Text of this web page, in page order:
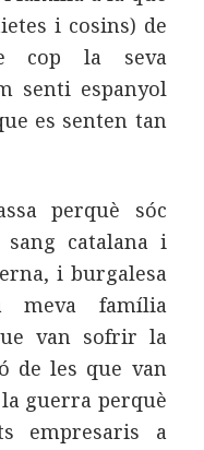
i cosins) de
cop la seva
senti espanyol
es senten tan
perquè sóc
sang catalana i
i burgalesa
meva família
van sofrir la
de les que van
guerra perquè
empresaris a